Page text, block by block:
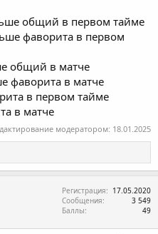
общий в первом тайме
фаворита в первом
общий в матче
фаворита в матче
в первом тайме
в матче
модератором: 18.01.2025
Регистрация
17.05.2020
Сообщения
3 549
Баллы
49